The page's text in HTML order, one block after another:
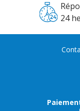
24